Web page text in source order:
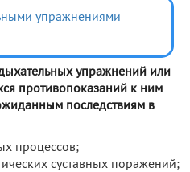
упражнениями
упражнений или
противопоказаний к ним
последствиям в
процессов;
суставных поражений;